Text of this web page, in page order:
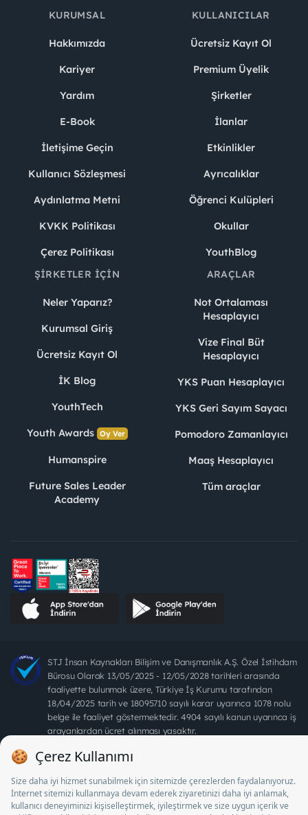
KURUMSAL
Hakkımızda
Kariyer
Yardım
E-Book
İletişime Geçin
Kullanıcı Sözleşmesi
Aydınlatma Metni
KVKK Politikası
Çerez Politikası
KULLANICILAR
Ücretsiz Kayıt Ol
Premium Üyelik
Şirketler
İlanlar
Etkinlikler
Ayrıcalıklar
Öğrenci Kulüpleri
Okullar
YouthBlog
ŞIRKETLER İÇIN
Neler Yaparız?
Kurumsal Giriş
Ücretsiz Kayıt Ol
İK Blog
YouthTech
Youth Awards Oy Ver
Humanspire
Future Sales Leader
Academy
ARAÇLAR
Not Ortalaması
Hesaplayıcı
Vize Final Büt
Hesaplayıcı
YKS Puan Hesaplayıcı
YKS Geri Sayım Sayacı
Pomodoro Zamanlayıcı
Maaş Hesaplayıcı
Tüm araçlar
STJ İnsan Kaynakları Bilişim ve Danışmanlık A.Ş. Özel İstihdam
Bürosu Olarak 13/05/2025 - 12/05/2028 tarihleri arasında
faaliyette bulunmak üzere, Türkiye İş Kurumu tarafından
18/04/2025 tarih ve 18095710 sayılı karar uyarınca 1078 nolu
belge ile faaliyet göstermektedir. 4904 sayılı kanun uyarınca iş
arayanlardan ücret alınması yasaktır.